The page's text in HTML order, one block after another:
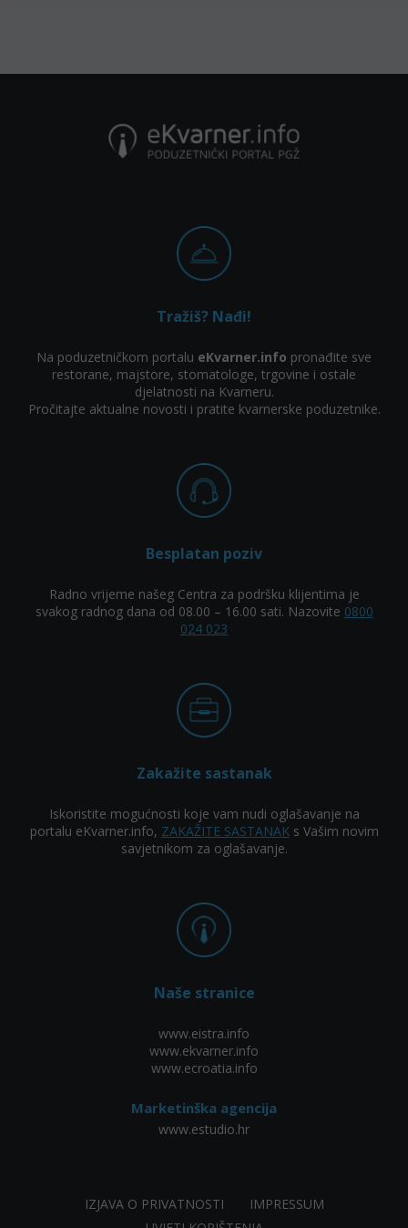
Tražiš? Nađi!
Na poduzetničkom portalu eKvarner.info pronađite sve
restorane, majstore, stomatologe, trgovine i ostale
djelatnosti na Kvarneru.
Pročitajte aktualne novosti i pratite kvarnerske poduzetnike.
Besplatan poziv
Radno vrijeme našeg Centra za podršku klijentima je
svakog radnog dana od 08.00 – 16.00 sati. Nazovite 0800
024 023
Zakažite sastanak
Iskoristite mogućnosti koje vam nudi oglašavanje na
portalu eKvarner.info, ZAKAŽITE SASTANAKs Vašim novim
savjetnikom za oglašavanje.
Naše stranice
www.eistra.info
www.ekvarner.info
www.ecroatia.info
Marketinška agencija
www.estudio.hr
IZJAVA O PRIVATNOSTI
IMPRESSUM